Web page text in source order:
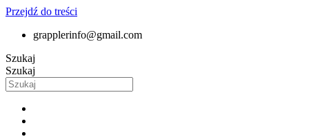
Przejdź do treści
grapplerinfo@gmail.com
Szukaj
Szukaj